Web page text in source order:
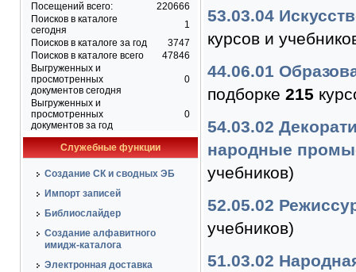
Посещений всего:
220666
Поисков в каталоге
сегодня
1
Поисков в каталоге за год
3747
Поисков в каталоге всего
47846
Выгруженных и
просмотренных
документов сегодня
0
Выгруженных и
просмотренных
документов за год
0
Служебные функции
Создание СК и сводных ЭБ
Импорт записей
Библиослайдер
Создание алфавитного
имидж-каталога
Электронная доставка
53.03.04
курсов и
44.06.01
подборке 215
54.03.02
народные
учебников)
52.05.02
учебников)
51.03.02